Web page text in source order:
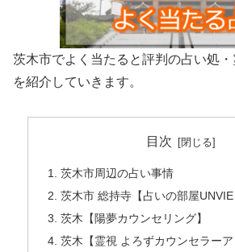
茨木市でよく当たると評判の占い処
を紹介していきます。
目次
茨木市周辺の占い事情
茨木市 総持寺【占いの部屋UNVIE
茨木【陽夢カウンセリング】
茨木【霊視 よろずカウンセラーア